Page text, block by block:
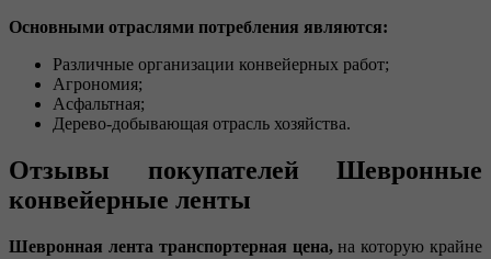
Основными отраслями потребления являются:
Различные организации конвейерных работ;
Агрономия;
Асфальтная;
Дерево-добывающая отрасль хозяйства.
Отзывы покупателей Шевронные
конвейерные ленты
Шевронная лента транспортерная цена,на которую крайне